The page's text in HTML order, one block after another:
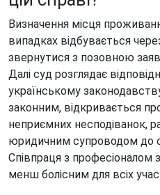
Визначення місця
випадках відбувається
звернутися з позовною
Далі суд розглядає
українському
законним, відкривається
неприємних несподіванок,
юридичним супроводом до
Співпраця з
менш болісним для всіх